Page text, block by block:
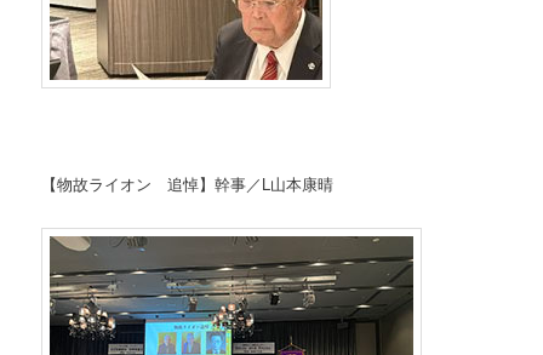
【物故ライオン 追悼】幹事／L山本康晴